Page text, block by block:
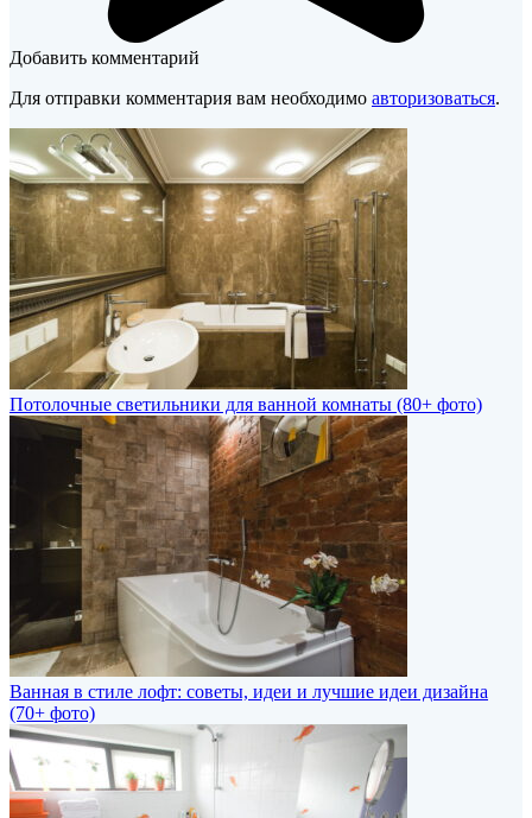
Добавить комментарий
Для отправки комментария вам необходимо авторизоваться.
Потолочные светильники для ванной комнаты (80+ фото)
Ванная в стиле лофт: советы, идеи и лучшие идеи дизайна
(70+ фото)